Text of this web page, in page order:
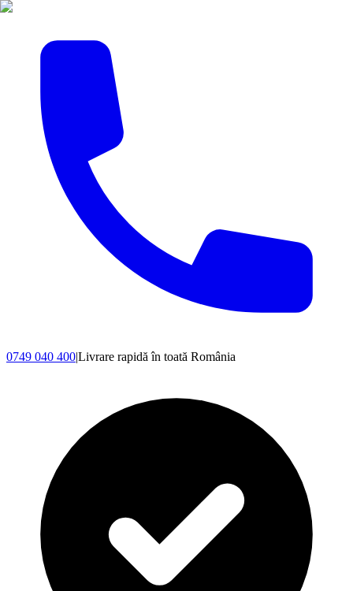
0749 040 400|Livrare rapidă în toată România